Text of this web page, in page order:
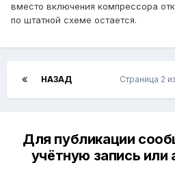
вместо включения компрессора
по штатной схеме остается.
НАЗАД Страница 2
Для публикации
учётную запись или